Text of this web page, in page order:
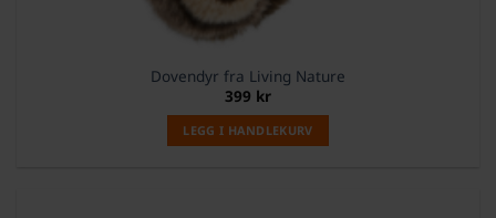
Dovendyr fra Living Nature
399 kr
LEGG I HANDLEKURV